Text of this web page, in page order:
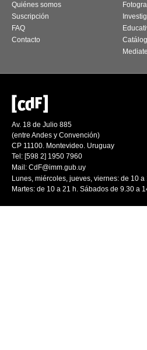
Quiénes somos
Suscripción
FAQ
Contacto
Av. 18 de Julio 885
(entre Andes y Convención)
CP 11100. Montevideo. Uruguay
Tel: [598 2] 1950 7960
Mail: CdF@imm.gub.uy
Lunes, miércoles, jueves, viernes: de 10 a
Martes: de 10 a 21 h. Sábados de 9.30 a